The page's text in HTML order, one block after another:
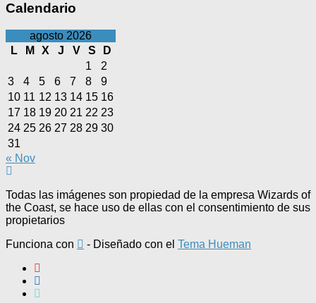
Calendario
agosto 2026
L
M X J V S
D
1
2
3
4 5 6 7 8
9
10 11 12 13 14 15 16
17 18 19 20 21 22 23
24 25 26 27 28 29 30
31
« Nov
Todas las imágenes son propiedad de la empresa Wizards of
the Coast, se hace uso de ellas con el consentimiento de sus
propietarios
Funciona con
- Diseñado con el Tema Hueman